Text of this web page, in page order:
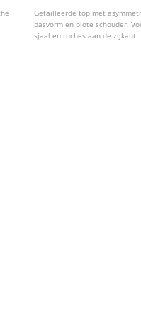
Getailleerde top met
pasvorm en blote schouder.
sjaal en ruches aan de zijkant.